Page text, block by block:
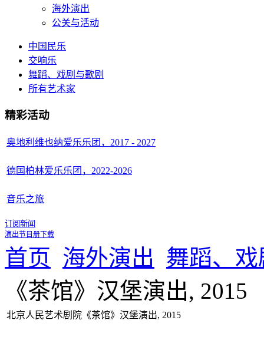
海外演出
公关与活动
中国民乐
交响乐
舞蹈、戏剧与歌剧
所有艺术家
精彩活动
奥地利维也纳爱乐乐团，2017 - 2027
德国柏林爱乐乐团，2022-2026
音乐之旅
订阅新闻
演出节目册下载
首页 海外演出 舞蹈、
《茶馆》汉堡演出, 2015
北京人民艺术剧院《茶馆》汉堡演出, 2015